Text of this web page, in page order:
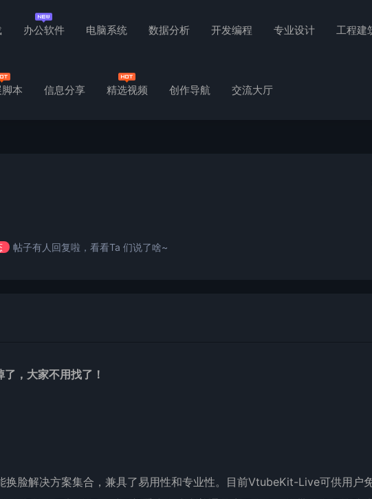
办公软件 电脑系统 数据分析 开发编程 专业设计 工程建
本 信息分享 精选视频 创作导航 交流大厅
帖子有人回复啦，看看Ta 们说了啥~
，大家不用找了！
脸解决方案集合，兼具了易用性和专业性。目前VtubeKit-Live可供用户免